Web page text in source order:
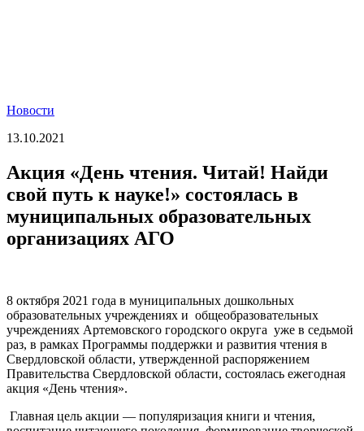
Новости
13.10.2021
Акция «День чтения. Читай! Найди
свой путь к науке!» состоялась в
муниципальных образовательных
организациях АГО
8 октября 2021 года в муниципальных дошкольных
образовательных учреждениях и общеобразовательных
учреждениях Артемовского городского округа уже в седьмой
раз, в рамках Программы поддержки и развития чтения в
Свердловской области, утвержденной распоряжением
Правительства Свердловской области, состоялась ежегодная
акция «День чтения».
Главная цель акции — популяризация книги и чтения,